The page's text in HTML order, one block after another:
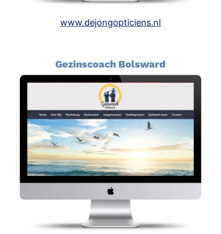
www.dejongopticiens.nl
Gezinscoach Bolsward